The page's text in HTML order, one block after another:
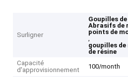
Surligner
Goupilles
Abrasifs de
points de
,
goupilles de
de résine
Capacité
d'approvisionnement
100/month